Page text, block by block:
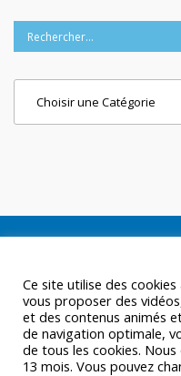
Ce site utilise des
vous proposer des
et des contenus animés
de navigation optimale,
de tous les cookies.
13 mois. Vous pouvez